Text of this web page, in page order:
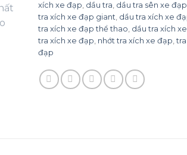
xích xe đạp, dầu tra, dầu tra sên xe đạp
tra xích xe đạp giant, dầu tra xích xe
tra xích xe đạp thể thao, dầu tra xích
tra xích xe đạp, nhớt tra xích xe đạp,
đạp